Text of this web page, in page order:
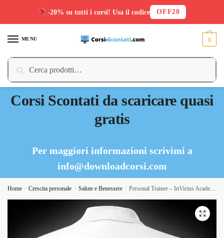
MENU
Cerca:
Cerca
0
Corsi Scontati da scaricare quasi
gratis
Per maggiori informazioni scrivimi a
info@downloadcorsi.com
Home / Crescita personale / Salute e Benessere / Personal Trainer – InVictus Academy
-20% su tutti i corsi! Usa il codice OFF20